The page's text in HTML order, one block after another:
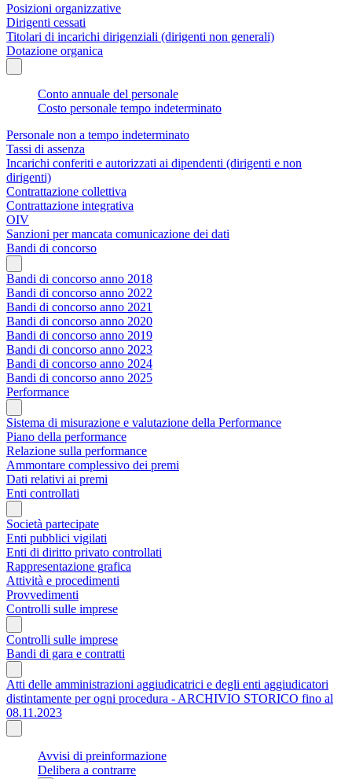
Posizioni organizzative
Dirigenti cessati
Titolari di incarichi dirigenziali (dirigenti non generali)
Dotazione organica
Conto annuale del personale
Costo personale tempo indeterminato
Personale non a tempo indeterminato
Tassi di assenza
Incarichi conferiti e autorizzati ai dipendenti (dirigenti e non
dirigenti)
Contrattazione collettiva
Contrattazione integrativa
OIV
Sanzioni per mancata comunicazione dei dati
Bandi di concorso
Bandi di concorso anno 2018
Bandi di concorso anno 2022
Bandi di concorso anno 2021
Bandi di concorso anno 2020
Bandi di concorso anno 2019
Bandi di concorso anno 2023
Bandi di concorso anno 2024
Bandi di concorso anno 2025
Performance
Sistema di misurazione e valutazione della Performance
Piano della performance
Relazione sulla performance
Ammontare complessivo dei premi
Dati relativi ai premi
Enti controllati
Società partecipate
Enti pubblici vigilati
Enti di diritto privato controllati
Rappresentazione grafica
Attività e procedimenti
Provvedimenti
Controlli sulle imprese
Controlli sulle imprese
Bandi di gara e contratti
Atti delle amministrazioni aggiudicatrici e degli enti aggiudicatori
distintamente per ogni procedura - ARCHIVIO STORICO fino al
08.11.2023
Avvisi di preinformazione
Delibera a contrarre